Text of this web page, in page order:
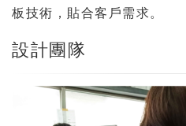
板技術，貼合客戶需求。
設計團隊